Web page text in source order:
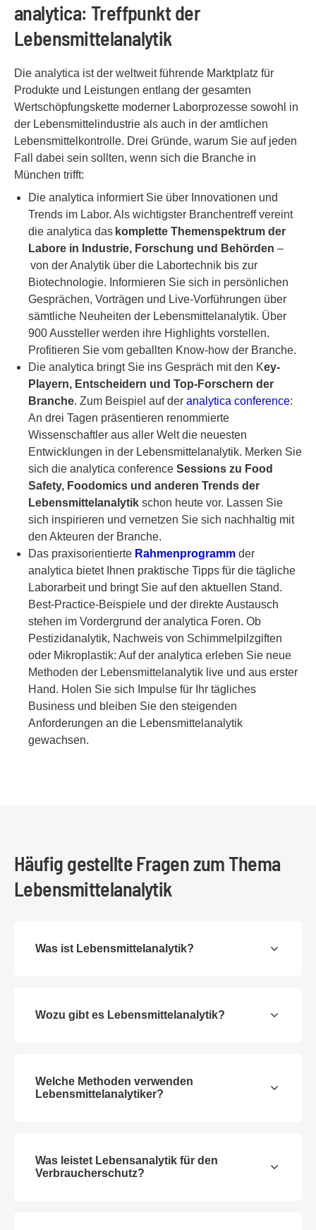
analytica: Treffpunkt der
Lebensmittelanalytik
Die analytica ist der weltweit führende Marktplatz für
Produkte und Leistungen entlang der gesamten
Wertschöpfungskette moderner Laborprozesse sowohl in
der Lebensmittelindustrie als auch in der amtlichen
Lebensmittelkontrolle. Drei Gründe, warum Sie auf jeden
Fall dabei sein sollten, wenn sich die Branche in
München trifft:
Die analytica informiert Sie über Innovationen und
Trends im Labor. Als wichtigster Branchentreff vereint
die analytica das komplette Themenspektrum der
Labore in Industrie, Forschung und Behörden –
von der Analytik über die Labortechnik bis zur
Biotechnologie. Informieren Sie sich in persönlichen
Gesprächen, Vorträgen und Live-Vorführungen über
sämtliche Neuheiten der Lebensmittelanalytik. Über
900 Aussteller werden ihre Highlights vorstellen.
Profitieren Sie vom geballten Know-how der Branche.
Die analytica bringt Sie ins Gespräch mit den Key-
Playern, Entscheidern und Top-Forschern der
Branche. Zum Beispiel auf der analytica conference:
An drei Tagen präsentieren renommierte
Wissenschaftler aus aller Welt die neuesten
Entwicklungen in der Lebensmittelanalytik. Merken Sie
sich die analytica conference Sessions zu Food
Safety, Foodomics und anderen Trends der
Lebensmittelanalytik schon heute vor. Lassen Sie
sich inspirieren und vernetzen Sie sich nachhaltig mit
den Akteuren der Branche.
Das praxisorientierte Rahmenprogramm der
analytica bietet Ihnen praktische Tipps für die tägliche
Laborarbeit und bringt Sie auf den aktuellen Stand.
Best-Practice-Beispiele und der direkte Austausch
stehen im Vordergrund der analytica Foren. Ob
Pestizidanalytik, Nachweis von Schimmelpilzgiften
oder Mikroplastik: Auf der analytica erleben Sie neue
Methoden der Lebensmittelanalytik live und aus erster
Hand. Holen Sie sich Impulse für Ihr tägliches
Business und bleiben Sie den steigenden
Anforderungen an die Lebensmittelanalytik
gewachsen.
Häufig gestellte Fragen zum Thema
Lebensmittelanalytik
Was ist Lebensmittelanalytik?
Wozu gibt es Lebensmittelanalytik?
Welche Methoden verwenden
Lebensmittelanalytiker?
Was leistet Lebensanalytik für den
Verbraucherschutz?